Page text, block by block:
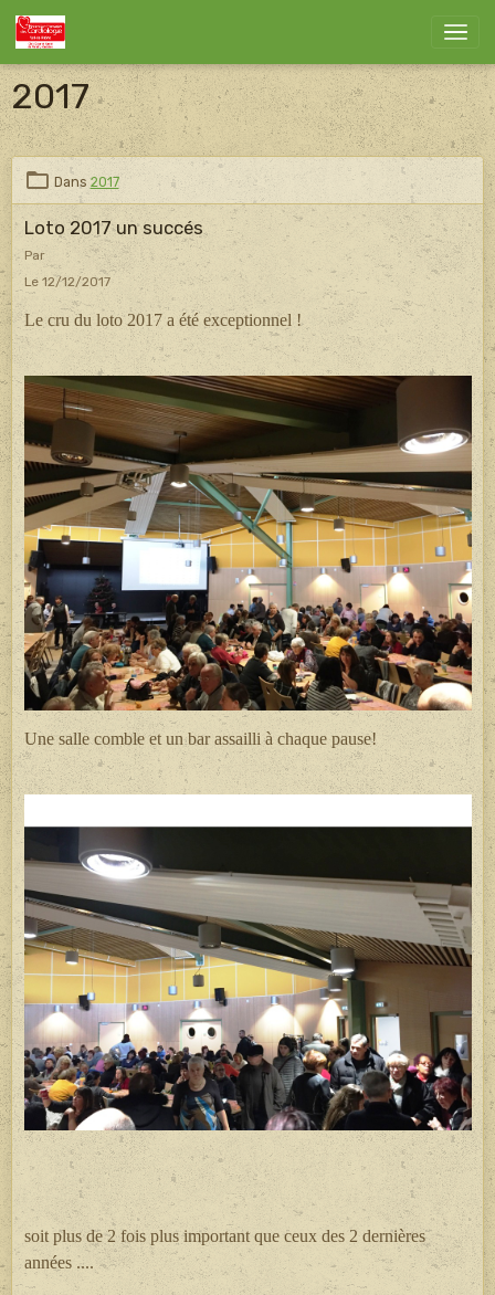
2017
Dans 2017
Loto 2017 un succés
Par
Le 12/12/2017
Le cru du loto 2017 a été exceptionnel !
Une salle comble et un bar assailli à chaque pause!
soit plus de 2 fois plus important que ceux des 2 dernières
années ....